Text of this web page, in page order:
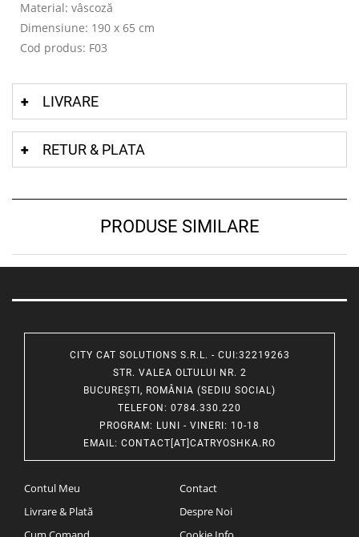
Material: vâscoză
Dimensiune: 190 x 65 cm
Cod produs: F03
LIVRARE
RETUR & PLATA
PRODUSE SIMILARE
CITY CAT SOLUTIONS S.R.L. - CUI:32219263
STR. VALEA OLTULUI NR. 2
BUCUREȘTI, ROMÂNIA (SEDIU SOCIAL)
TELEFON : 0784.330.220
PROGRAM: LUNI - VINERI: 10-18
EMAIL: CONTACT[AT]CATRYOSHKA.RO
Contul Meu
Livrare & Plată
Contact
Despre Noi